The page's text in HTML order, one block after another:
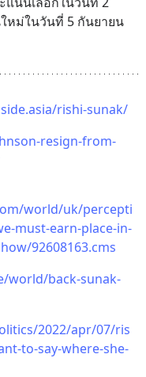
หม่ในวันที่ 5 กันยายน
rishi-sunak/
resign-from-
world/uk/percepti
must-earn-place-in-
92608163.cms
world/back-sunak-
2022/apr/07/ris
to-say-where-she-